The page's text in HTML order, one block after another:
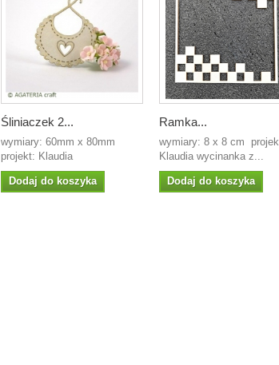
Śliniaczek 2...
wymiary: 60mm x 80mm
projekt: Klaudia
Dodaj do koszyka
Ramka...
wymiary: 8 x 8 cm
Klaudia wycinanka z...
Dodaj do koszyka